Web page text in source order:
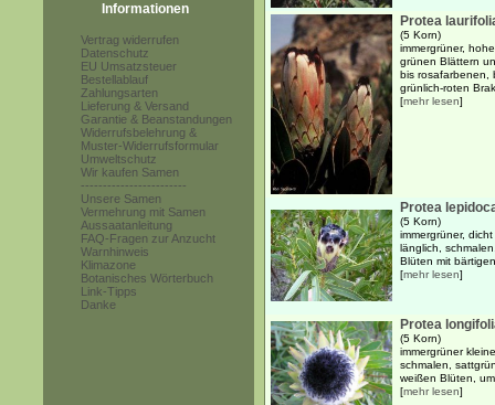
Informationen
Vertrag widerrufen
Datenschutz
EU Umsatzsteuer
Bestellablauf
Zahlungsarten
Lieferung & Versand
Garantie & Beanstandungen
Widerrufsbelehrung &
Muster-Widerrufsformular
Umweltschutz
Wir kaufen Samen
------------------------
Unsere Samen
Vermehrung mit Samen
Aussaatanleitung
FAQ-Fragen zur Anzucht
Warnhinweis
Klimazone
Botanisches Wörterbuch
Link-Tipps
Danke
Protea
(5 Korn)
immergrüner,
grünen Blättern
bis rosafarbenen,
grünlich-roten
[mehr lesen]
Protea
(5 Korn)
immergrüner,
länglich,
Blüten mit
[mehr lesen]
Protea
(5 Korn)
immergrüner
schmalen,
weißen Blüten,
[mehr lesen]